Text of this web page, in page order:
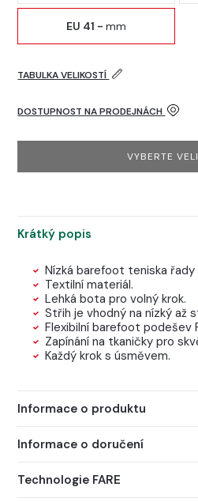
EU 41 - mm
TABULKA VELIKOSTÍ
DOSTUPNOST NA PRODEJNÁCH
VYBERTE
Krátký popis
Nízká barefoot teniska řady
Textilní materiál.
Lehká bota pro volný krok.
Střih je vhodný na nízký až
Flexibilní barefoot podešev
Zapínání na tkaničky pro
Každý krok s úsměvem.
Informace o produktu
Informace o doručení
Technologie FARE